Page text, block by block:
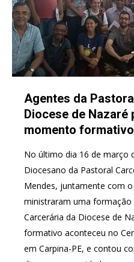
Agentes da
Diocese de Nazaré
momento formativo
No último dia 16 de março
Diocesano da Pastoral
Mendes, juntamente com
ministraram uma formação
Carcerária da Diocese de
formativo aconteceu no
em Carpina-PE, e contou